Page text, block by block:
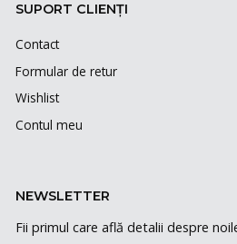
SUPORT CLIENȚI
Contact
Formular de retur
Wishlist
Contul meu
NEWSLETTER
Fii primul care află detalii despre